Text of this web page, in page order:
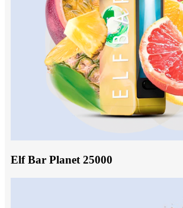
Elf Bar Planet 25000